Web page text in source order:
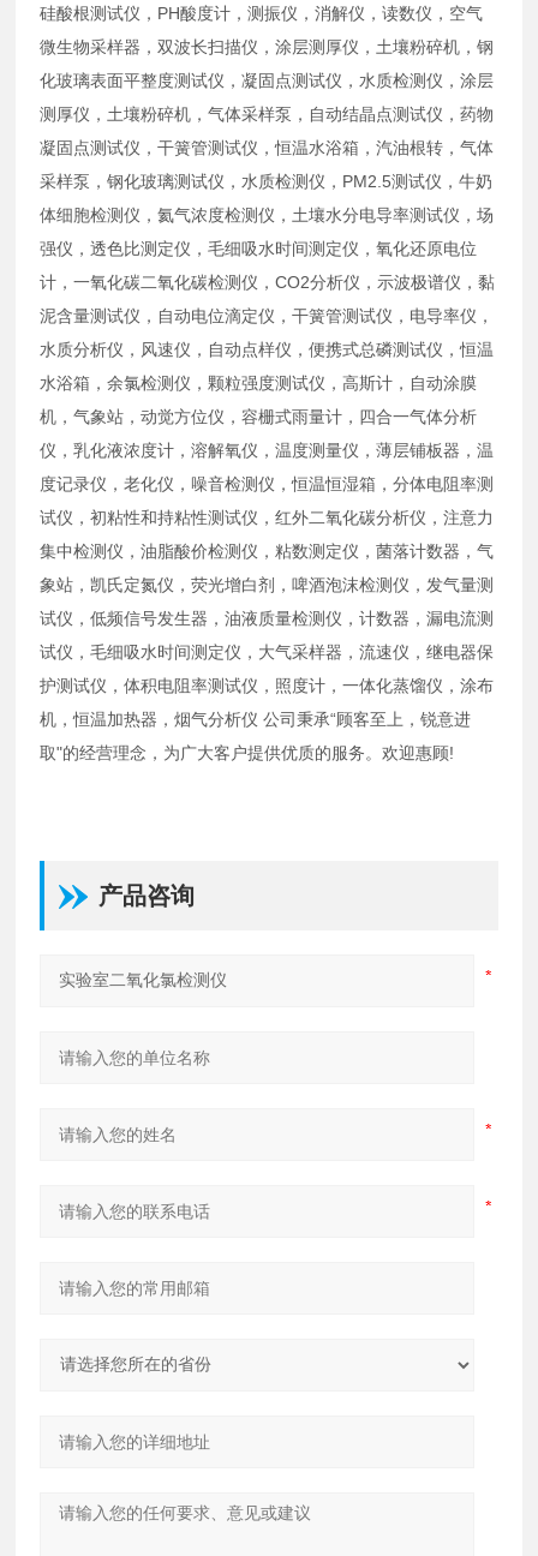
硅酸根测试仪，PH酸度计，测振仪，消解仪，读数仪，空气
微生物采样器，双波长扫描仪，涂层测厚仪，土壤粉碎机，钢
化玻璃表面平整度测试仪，凝固点测试仪，水质检测仪，涂层
测厚仪，土壤粉碎机，气体采样泵，自动结晶点测试仪，药物
凝固点测试仪，干簧管测试仪，恒温水浴箱，汽油根转，气体
采样泵，钢化玻璃测试仪，水质检测仪，PM2.5测试仪，牛奶
体细胞检测仪，氦气浓度检测仪，土壤水分电导率测试仪，场
强仪，透色比测定仪，毛细吸水时间测定仪，氧化还原电位
计，一氧化碳二氧化碳检测仪，CO2分析仪，示波极谱仪，黏
泥含量测试仪，自动电位滴定仪，干簧管测试仪，电导率仪，
水质分析仪，风速仪，自动点样仪，便携式总磷测试仪，恒温
水浴箱，余氯检测仪，颗粒强度测试仪，高斯计，自动涂膜
机，气象站，动觉方位仪，容栅式雨量计，四合一气体分析
仪，乳化液浓度计，溶解氧仪，温度测量仪，薄层铺板器，温
度记录仪，老化仪，噪音检测仪，恒温恒湿箱，分体电阻率测
试仪，初粘性和持粘性测试仪，红外二氧化碳分析仪，注意力
集中检测仪，油脂酸价检测仪，粘数测定仪，菌落计数器，气
象站，凯氏定氮仪，荧光增白剂，啤酒泡沫检测仪，发气量测
试仪，低频信号发生器，油液质量检测仪，计数器，漏电流测
试仪，毛细吸水时间测定仪，大气采样器，流速仪，继电器保
护测试仪，体积电阻率测试仪，照度计，一体化蒸馏仪，涂布
机，恒温加热器，烟气分析仪 公司秉承“顾客至上，锐意进
取"的经营理念，为广大客户提供优质的服务。欢迎惠顾!
产品咨询